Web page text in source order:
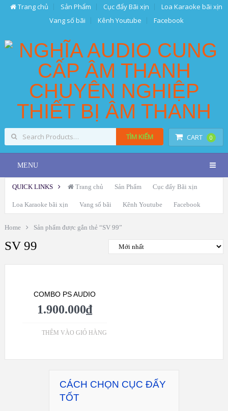
Trang chủ Sản Phẩm Cục đẩy Bãi xịn
Loa Karaoke bãi xịn
Vang số bãi
Kênh Youtube Facebook
CART 0
TÌM KIẾM
MENU
QUICK LINKS Trang chủ Sản Phẩm Cục đẩy Bãi xịn
Loa Karaoke bãi xịn Vang số bãi Kênh Youtube Facebook
Home Sản phẩm được gắn thẻ “SV 99”
SV 99
COMBO PS AUDIO
1.900.000₫
THÊM VÀO GIỎ HÀNG
CÁCH CHỌN CỤC ĐẨY
TỐT